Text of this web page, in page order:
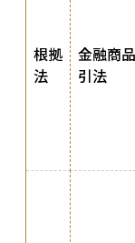
根拠
法
金融商
引法